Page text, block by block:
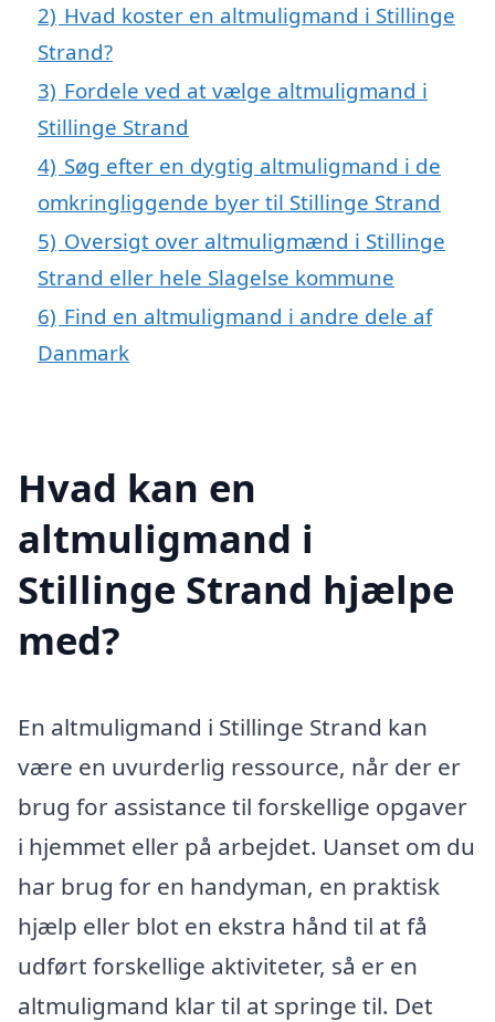
2) Hvad koster en altmuligmand i Stillinge
Strand?
3) Fordele ved at vælge altmuligmand i
Stillinge Strand
4) Søg efter en dygtig altmuligmand i de
omkringliggende byer til Stillinge Strand
5) Oversigt over altmuligmænd i Stillinge
Strand eller hele Slagelse kommune
6) Find en altmuligmand i andre dele af
Danmark
Hvad kan en
altmuligmand i
Stillinge Strand hjælpe
med?
En altmuligmand i Stillinge Strand kan
være en uvurderlig ressource, når der er
brug for assistance til forskellige opgaver
i hjemmet eller på arbejdet. Uanset om du
har brug for en handyman, en praktisk
hjælp eller blot en ekstra hånd til at få
udført forskellige aktiviteter, så er en
altmuligmand klar til at springe til. Det